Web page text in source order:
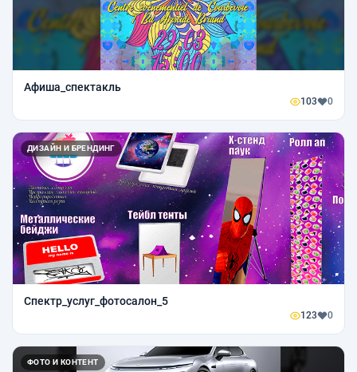
Афиша_спектакль
103 0
ДИЗАЙН И БРЕНДИНГ
Спектр_услуг_фотосалон_5
123 0
ФОТО И КОНТЕНТ